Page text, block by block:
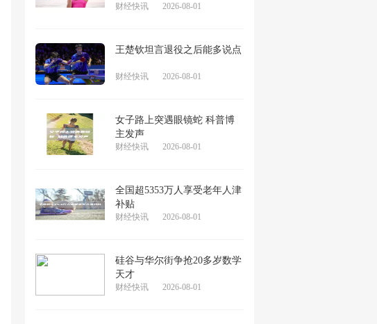
财经快讯 2026-08-01
王楚钦坦言退役之后能多说点
财经快讯 2026-08-01
女子路上突遇眼镜蛇 科普博
主发声
财经快讯 2026-08-01
全国超5353万人享受老年人津
补贴
财经快讯 2026-08-01
硅谷与华尔街争抢20多岁数学
天才
财经快讯 2026-08-01